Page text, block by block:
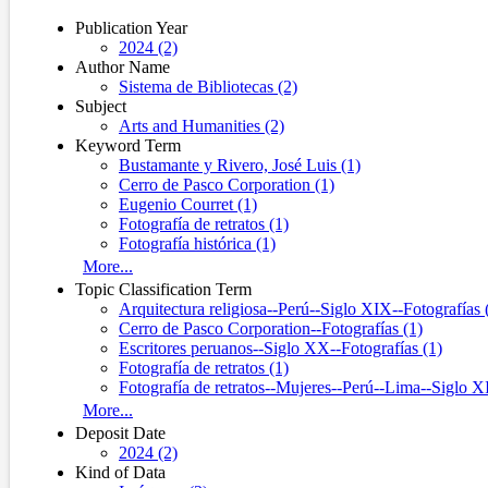
Publication Year
2024 (2)
Author Name
Sistema de Bibliotecas (2)
Subject
Arts and Humanities (2)
Keyword Term
Bustamante y Rivero, José Luis (1)
Cerro de Pasco Corporation (1)
Eugenio Courret (1)
Fotografía de retratos (1)
Fotografía histórica (1)
More...
Topic Classification Term
Arquitectura religiosa--Perú--Siglo XIX--Fotografías
Cerro de Pasco Corporation--Fotografías (1)
Escritores peruanos--Siglo XX--Fotografías (1)
Fotografía de retratos (1)
Fotografía de retratos--Mujeres--Perú--Lima--Siglo
More...
Deposit Date
2024 (2)
Kind of Data